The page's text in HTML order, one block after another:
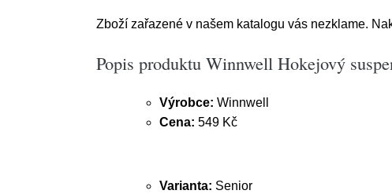
Zboží zařazené v našem katalogu vás nezklame.
Popis produktu Winnwell Hokejový
Výrobce: Winnwell
Cena: 549 Kč
Varianta: Senior